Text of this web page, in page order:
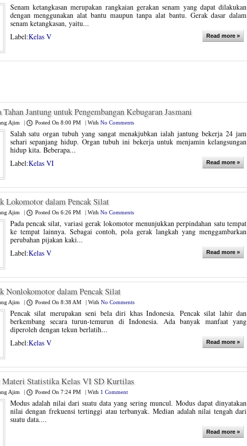
Senam ketangkasan merupakan rangkaian gerakan senam yang dapat dilakukan
dengan menggunakan alat bantu maupun tanpa alat bantu. Gerak dasar dalam
senam ketangkasan, yaitu...
Label:Kelas V Read more »
Jantung untuk Pengembangan Kebugaran Jasmani
Ajim Posted On 8:00 PM With No Comments
Salah satu organ tubuh yang sangat menakjubkan ialah jantung bekerja 24 jam
sehari sepanjang hidup. Organ tubuh ini bekerja untuk menjamin kelangsungan
hidup kita. Beberapa...
Label:Kelas VI Read more »
Lokomotor dalam Pencak Silat
Ajim Posted On 6:26 PM With No Comments
Pada pencak silat, variasi gerak lokomotor menunjukkan perpindahan satu tempat
ke tempat lainnya. Sebagai contoh, pola gerak langkah yang menggambarkan
perubahan pijakan kaki...
Label:Kelas V Read more »
Nonlokomotor dalam Pencak Silat
Ajim Posted On 8:38 AM With No Comments
Pencak silat merupakan seni bela diri khas Indonesia. Pencak silat lahir dan
berkembang secara turun-temurun di Indonesia. Ada banyak manfaat yang
diperoleh dengan tekun berlatih...
Label:Kelas V Read more »
Materi Statistika Kelas VI SD Kurtilas
Ajim Posted On 7:24 PM With 1 Comment
Modus adalah nilai dari suatu data yang sering muncul. Modus dapat dinyatakan
nilai dengan frekuensi tertinggi atau terbanyak. Median adalah nilai tengah dari
suatu data....
Read more »